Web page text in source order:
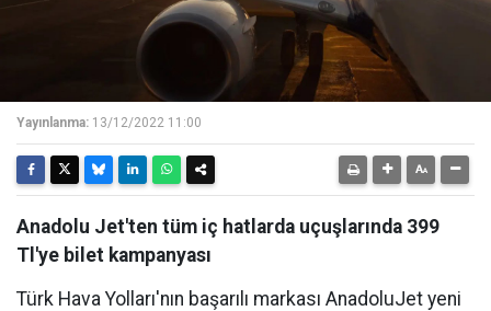
Yayınlanma: 13/12/2022 11:00
Anadolu Jet'ten tüm iç hatlarda uçuşlarında 399
Tl'ye bilet kampanyası
Türk Hava Yolları'nın başarılı markası AnadoluJet yeni